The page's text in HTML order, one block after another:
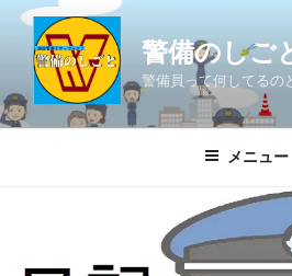
ン
ツ
警備のしご
警備員って何してるの
メニュー